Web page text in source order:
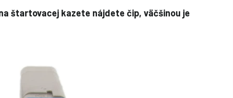
štartovacej kazete nájdete čip, väčšinou je